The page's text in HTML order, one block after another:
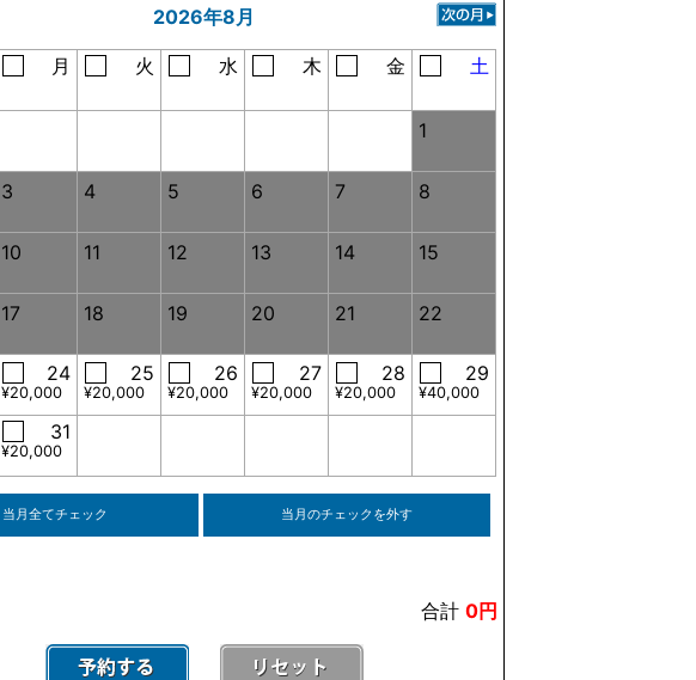
2026年8月
月 火 水 木 金 土
1
3 4 5 6 7 8
10 11 12 13 14 15
17 18 19 20 21 22
24
¥20,000
25
¥20,000
26
¥20,000
27
¥20,000
28
¥20,000
29
¥40,000
31
¥20,000
当月全てチェック 当月のチェックを外す
合計 0円